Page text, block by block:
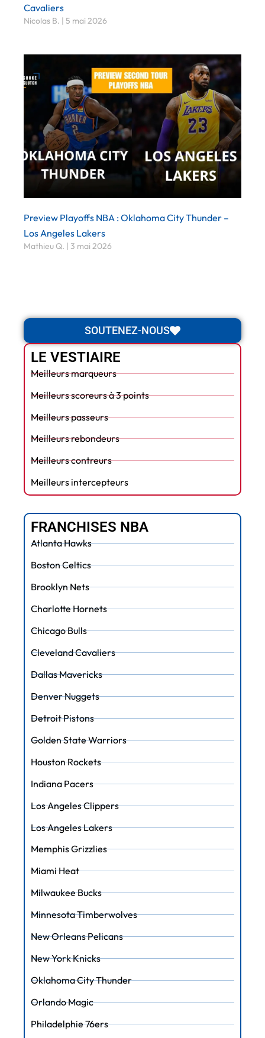
Cavaliers
Nicolas B. 5 mai 2026
Preview Playoffs NBA : Oklahoma City Thunder –
Los Angeles Lakers
Mathieu Q. 3 mai 2026
SOUTENEZ-NOUS
LE VESTIAIRE
Meilleurs marqueurs
Meilleurs scoreurs à 3 points
Meilleurs passeurs
Meilleurs rebondeurs
Meilleurs contreurs
Meilleurs intercepteurs
FRANCHISES NBA
Atlanta Hawks
Boston Celtics
Brooklyn Nets
Charlotte Hornets
Chicago Bulls
Cleveland Cavaliers
Dallas Mavericks
Denver Nuggets
Detroit Pistons
Golden State Warriors
Houston Rockets
Indiana Pacers
Los Angeles Clippers
Los Angeles Lakers
Memphis Grizzlies
Miami Heat
Milwaukee Bucks
Minnesota Timberwolves
New Orleans Pelicans
New York Knicks
Oklahoma City Thunder
Orlando Magic
Philadelphie 76ers